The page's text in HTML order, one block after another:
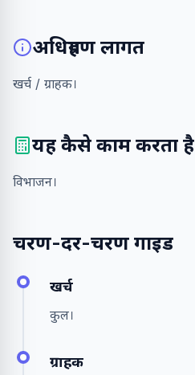
अधिग्रहण लागत
खर्च / ग्राहक।
यह कैसे काम करता है
विभाजन।
चरण-दर-चरण गाइड
खर्च
कुल।
ग्राहक